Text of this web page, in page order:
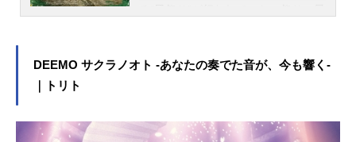
ク：チョーギルド・テゾーロ：山路
らう約束を、昔から交わしていたと
信が持てない気弱な研究家、トリ
DEEMO サクラノオト -あなたの奏でた音が、今も響く-
｜トリト